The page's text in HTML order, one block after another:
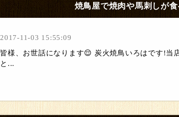
焼鳥屋で焼肉や馬刺しが
2017-11-03 15:55:09
皆様、お世話になります😌 炭火焼鳥いろはです!当
と...